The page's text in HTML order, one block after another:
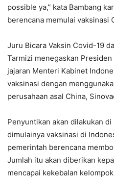
possible ya,” kata Bambang
berencana memulai vaksinasi
Juru Bicara Vaksin Covid-19
Tarmizi menegaskan
jajaran Menteri Kabinet
vaksinasi dengan
perusahaan asal China,
Penyuntikan akan dilakukan
dimulainya vaksinasi di
pemerintah berencana
Jumlah itu akan diberikan
mencapai kekebalan